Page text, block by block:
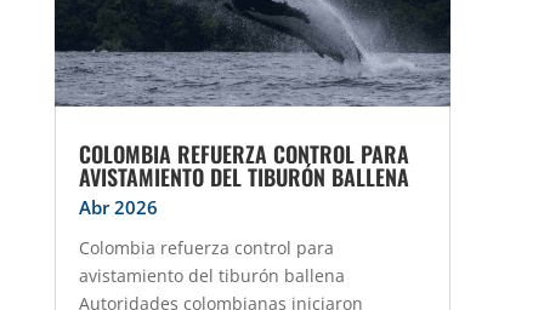
COLOMBIA REFUERZA CONTROL PARA
AVISTAMIENTO DEL TIBURÓN BALLENA
Abr 2026
Colombia refuerza control para
avistamiento del tiburón ballena
Autoridades colombianas iniciaron